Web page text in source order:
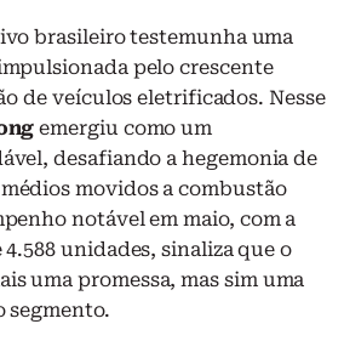
brasileiro testemunha uma
pelo crescente
de veículos eletrificados. Nesse
emergiu como um
desafiando a hegemonia de
movidos a combustão
notável em maio, com a
unidades, sinaliza que o
uma promessa, mas sim uma
segmento.